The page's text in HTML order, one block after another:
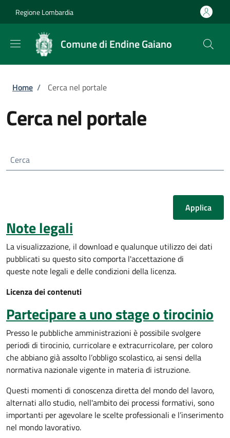
Regione Lombardia
Comune di Endine Gaiano
Briciole di pane
Home / Cerca nel portale
Cerca nel portale
Cerca
Note legali
La visualizzazione, il download e qualunque utilizzo dei dati
pubblicati su questo sito comporta l'accettazione di
queste note legali e delle condizioni della licenza.
Licenza dei contenuti
Partecipare a uno stage o tirocinio
Presso le pubbliche amministrazioni è possibile svolgere
periodi di tirocinio, curricolare e extracurricolare, per coloro
che abbiano già assolto l’obbligo scolastico,ai sensi della
normativa nazionale vigente in materia di istruzione.
Questi momenti di conoscenza diretta del mondo del lavoro,
alternati allo studio, nell'ambito dei processi formativi, sono
importanti per agevolare le scelte professionali e l’inserimento
nel mondo lavorativo.